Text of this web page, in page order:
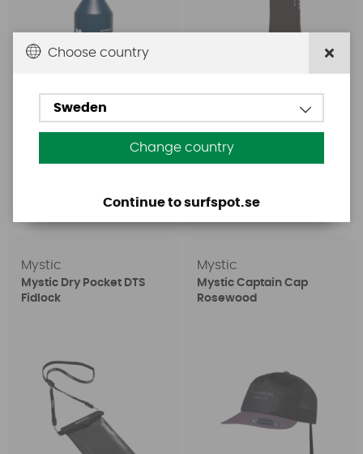
Köp! Köp!
Mystic
Mystic Dry Pocket DTS
Fidlock
Mystic
Mystic Captain Cap
Rosewood
Choose country
Sweden
Change country
Continue to surfspot.se